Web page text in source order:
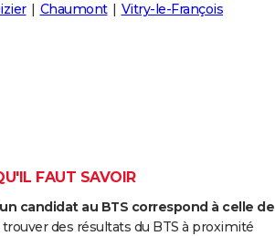
Chaumont Vitry-le-François
FAUT SAVOIR
candidat au BTS correspond à celle de
trouver des résultats du BTS à proximité